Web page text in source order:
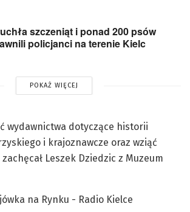
szczeniąt i ponad 200 psów
policjanci na terenie Kielc
POKAŻ WIĘCEJ
wydawnictwa dotyczące historii
i krajoznawcze oraz wziąć
Leszek Dziedzic z Muzeum